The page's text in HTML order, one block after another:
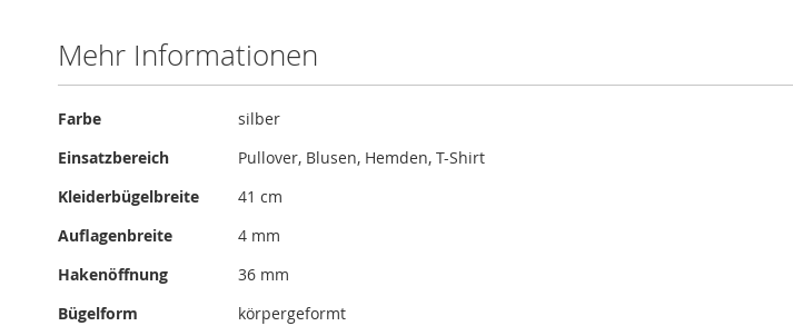
Mehr Informationen
Mehr
Farbe
silber
Einsatzbereich
Pullover, Blusen, Hemden, T-Shirt
Kleiderbügelbreite
41 cm
Auflagenbreite
4 mm
Hakenöffnung
36 mm
Bügelform
körpergeformt